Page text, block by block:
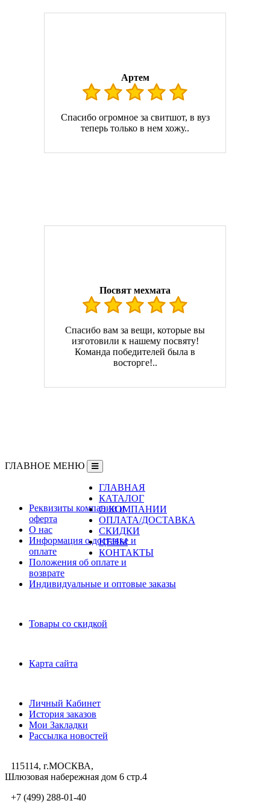
Артем
Спасибо огромное за свитшот, в вуз
теперь только в нем хожу..
Посвят мехмата
Спасибо вам за вещи, которые вы
изготовили к нашему посвяту!
Команда победителей была в
восторге!..
ГЛАВНОЕ МЕНЮ
ГЛАВНАЯ
КАТАЛОГ
О КОМПАНИИ
ОПЛАТА/ДОСТАВКА
СКИДКИ
ЦЕНЫ
КОНТАКТЫ
Реквизиты компании и
оферта
О нас
Информация о доставке и
оплате
Положения об оплате и
возврате
Индивидуальные и оптовые заказы
Товары со скидкой
Карта сайта
Личный Кабинет
История заказов
Мои Закладки
Рассылка новостей
115114, г.МОСКВА,
Шлюзовая набережная дом 6 стр.4
+7 (499) 288-01-40